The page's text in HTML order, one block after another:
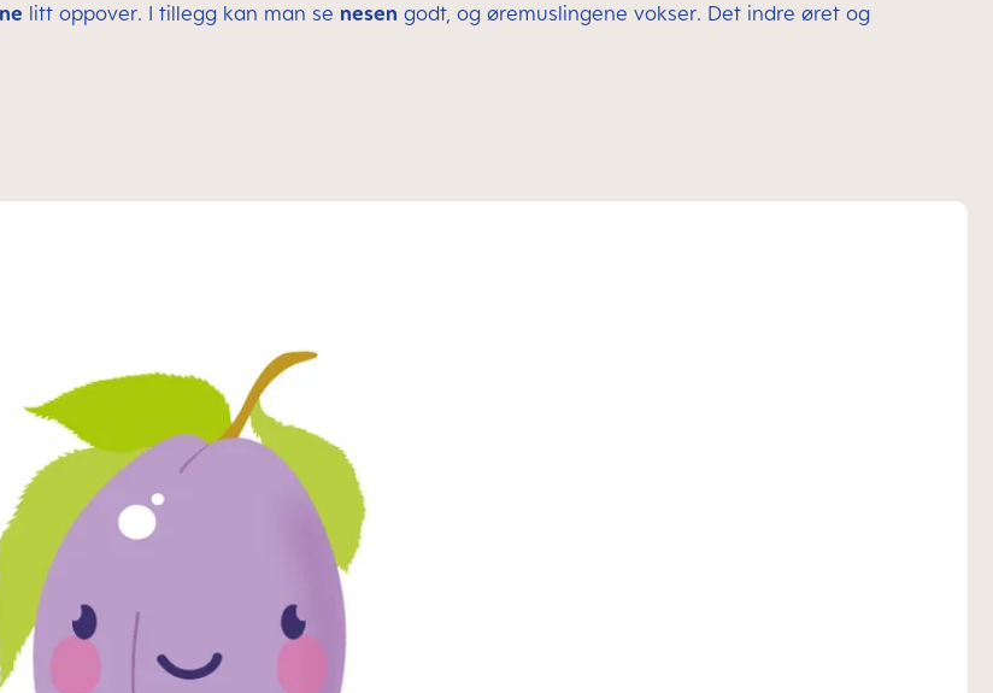
litt oppover. I tillegg kan man se nesen godt, og øremuslingene vokser. Det indre øret og